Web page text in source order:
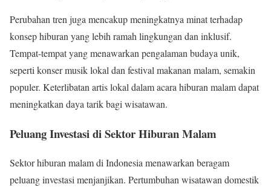
Perubahan tren juga mencakup meningkatnya minat terhadap
konsep hiburan yang lebih ramah lingkungan dan inklusif.
Tempat-tempat yang menawarkan pengalaman budaya unik,
seperti konser musik lokal dan festival makanan malam, semakin
populer. Keterlibatan artis lokal dalam acara hiburan malam dapat
meningkatkan daya tarik bagi wisatawan.
Peluang Investasi di Sektor Hiburan Malam
Sektor hiburan malam di Indonesia menawarkan beragam
peluang investasi menjanjikan. Pertumbuhan wisatawan domestik